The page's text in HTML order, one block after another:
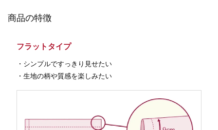
商品の特徴
フラットタイプ
・シンプルですっきり見せたい
・生地の柄や質感を楽しみたい